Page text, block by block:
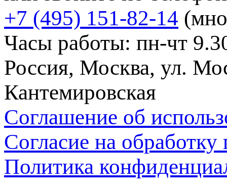
+7 (495) 151-82-14
Часы работы: пн-чт
Россия, Москва, ул.
Кантемировская
Соглашение об
Согласие на
Политика